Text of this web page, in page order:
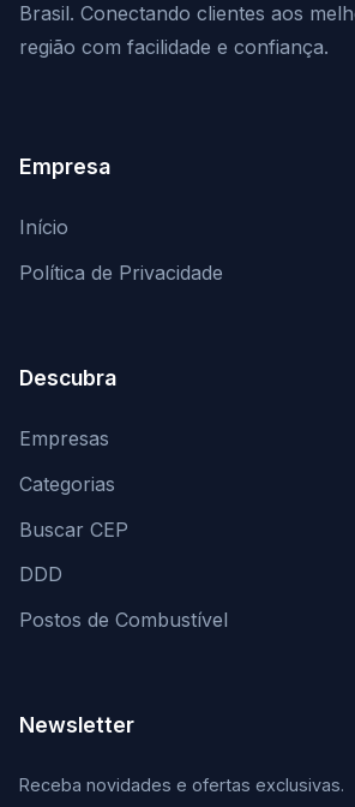
Brasil. Conectando clientes aos
região com facilidade e confiança.
Empresa
Início
Política de Privacidade
Descubra
Empresas
Categorias
Buscar CEP
DDD
Postos de Combustível
Newsletter
Receba novidades e ofertas exclusivas.